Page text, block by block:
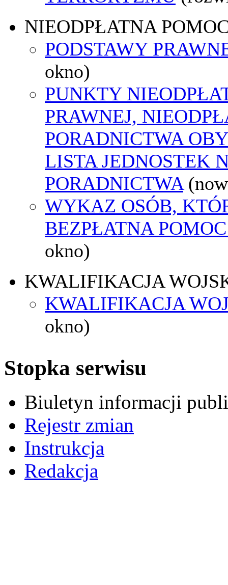
NIEODPŁATNA
PODSTAWY
okno)
PUNKTY
PRAWNEJ,
PORADNICTWA
LISTA JEDNOSTEK
PORADNICTWA
WYKAZ OSÓB,
BEZPŁATNA
okno)
KWALIFIKACJA
KWALIFIKACJA
okno)
Stopka serwisu
Biuletyn informacji
Rejestr zmian
Instrukcja
Redakcja